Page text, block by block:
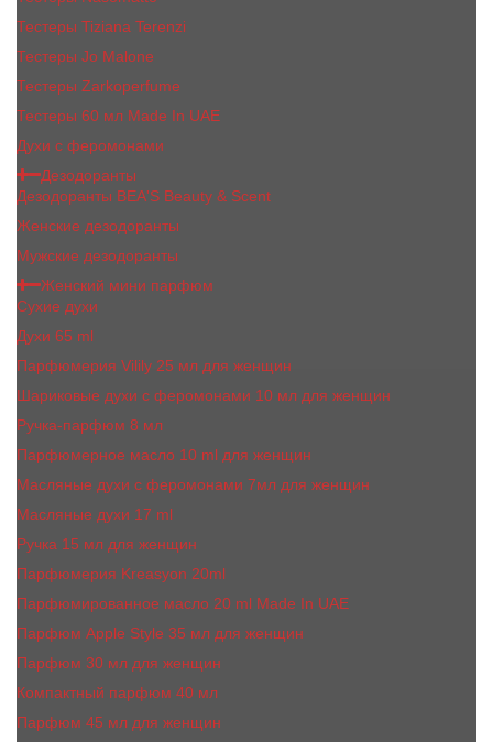
Тестеры Tiziana Terenzi
Тестеры Jо Malоnе
Тестеры Zarkoperfume
Тестеры 60 мл Made In UAE
Духи с феромонами
Дезодоранты
Дезодоранты BEA'S Beauty & Scent
Женские дезодоранты
Мужские дезодоранты
Женский мини парфюм
Сухие духи
Духи 65 ml
Парфюмерия Vilily 25 мл для женщин
Шариковые духи с феромонами 10 мл для женщин
Ручка-парфюм 8 мл
Парфюмерное масло 10 ml для женщин
Масляные духи c феромонами 7мл для женщин
Масляные духи 17 ml
Ручка 15 мл для женщин
Парфюмерия Kreasyon 20ml
Парфюмированное масло 20 ml Made In UAE
Парфюм Apple Style 35 мл для женщин
Парфюм 30 мл для женщин
Компактный парфюм 40 мл
Парфюм 45 мл для женщин